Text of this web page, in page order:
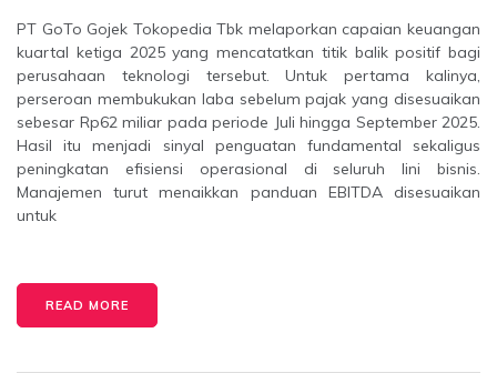
PT GoTo Gojek Tokopedia Tbk melaporkan capaian keuangan
kuartal ketiga 2025 yang mencatatkan titik balik positif bagi
perusahaan teknologi tersebut. Untuk pertama kalinya,
perseroan membukukan laba sebelum pajak yang disesuaikan
sebesar Rp62 miliar pada periode Juli hingga September 2025.
Hasil itu menjadi sinyal penguatan fundamental sekaligus
peningkatan efisiensi operasional di seluruh lini bisnis.
Manajemen turut menaikkan panduan EBITDA disesuaikan
untuk
READ MORE